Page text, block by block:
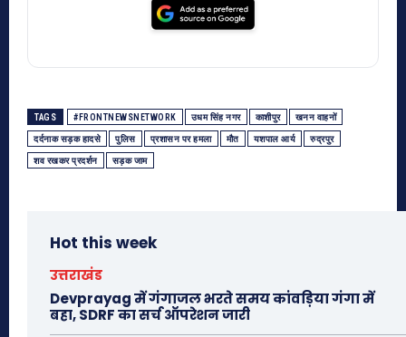
TAGS #FRONTNEWSNETWORK उधम सिंह नगर काशीपुर खनन वाहनों
दर्दनाक सड़क हादसे पुलिस प्रशासन पर हमला मौत यशपाल आर्य रुद्रपुर
शव रखकर प्रदर्शन सड़क जाम
Hot this week
उत्तराखंड
Devprayag में गंगाजल भरते समय कांवड़िया गंगा में
बहा, SDRF का सर्च ऑपरेशन जारी